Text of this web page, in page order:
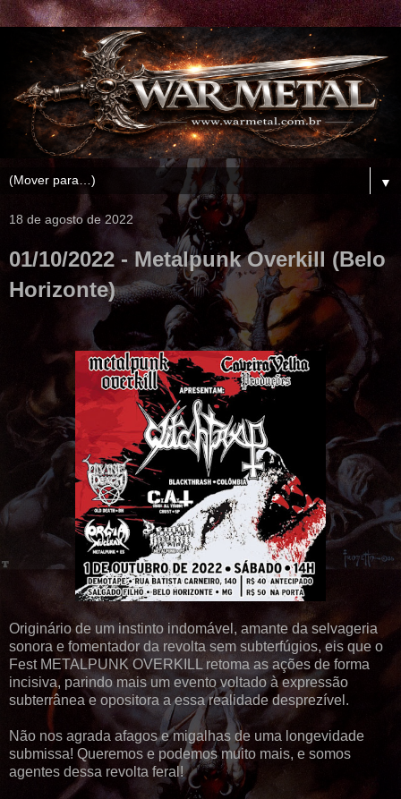
▼
18 de agosto de 2022
01/10/2022 - Metalpunk Overkill (Belo
Horizonte)
Originário de um instinto indomável, amante da selvageria
sonora e fomentador da revolta sem subterfúgios, eis que o
Fest METALPUNK OVERKILL retoma as ações de forma
incisiva, parindo mais um evento voltado à expressão
subterrânea e opositora a essa realidade desprezível.
Não nos agrada afagos e migalhas de uma longevidade
submissa! Queremos e podemos muito mais, e somos
agentes dessa revolta feral!